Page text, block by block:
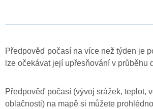
Předpověď počasí na více než týden je
lze očekávat její upřesňování v průběhu
Předpověď počasí (vývoj srážek, teplot,
oblačnosti) na mapě si můžete